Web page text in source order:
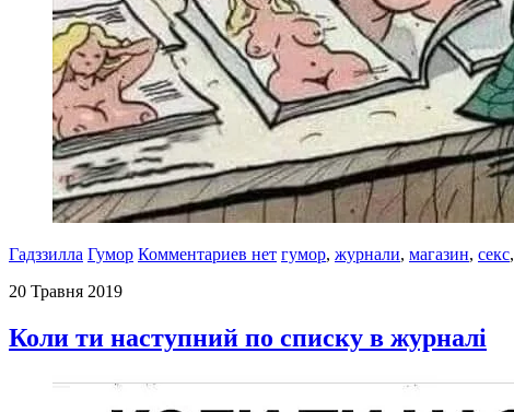
Гадззилла Гумор Комментариев нет гумор, журнали, магазин, секс,
20 Травня 2019
Коли ти наступний по списку в журналі